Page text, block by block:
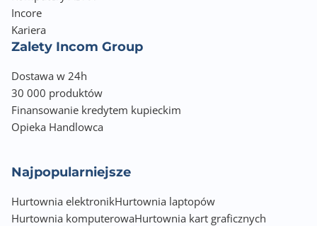
Incore
Kariera
Zalety Incom Group
Dostawa w 24h
30 000 produktów
Finansowanie kredytem kupieckim
Opieka Handlowca
Najpopularniejsze
Hurtownia elektronikHurtownia laptopów
Hurtownia komputerowaHurtownia kart graficznych